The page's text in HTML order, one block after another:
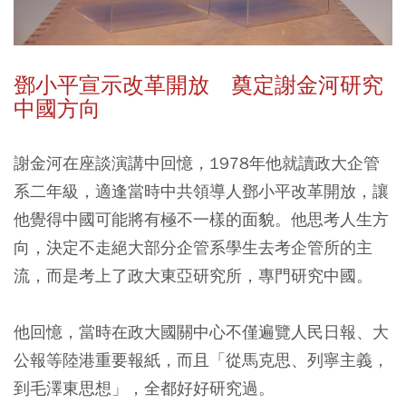
鄧小平宣示改革開放 奠定謝金河研究
中國方向
謝金河在座談演講中回憶，1978年他就讀政大企管
系二年級，適逢當時中共領導人鄧小平改革開放，讓
他覺得中國可能將有極不一樣的面貌。他思考人生方
向，決定不走絕大部分企管系學生去考企管所的主
流，而是考上了政大東亞研究所，專門研究中國。
他回憶，當時在政大國關中心不僅遍覽人民日報、大
公報等陸港重要報紙，而且「從馬克思、列寧主義，
到毛澤東思想」，全都好好研究過。